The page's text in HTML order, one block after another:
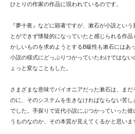
ひとりの作家の作品に現われているのです。
『夢十夜』などに顕著ですが、漱石が小説とい
とができず懐疑的になっていたと感じられる作
かしいものを求めようとするB級性も漱石にはあ
小説の様式にどっぷりつかっていたわけではな
ょっと変なこともした。
さまざまな意味でパイオニアだった漱石は、ま
のに、そのシステムを生きなければならない苦し
でした。手探りで近代小説にぶつかっていった
うものなのか、その本質が見えてくるかと思いま